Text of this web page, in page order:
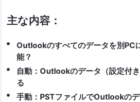
主な内容：
Outlookのすべてのデータを別PC
能？
自動：Outlookのデータ（設定付
る
手動：PSTファイルでOutlookの